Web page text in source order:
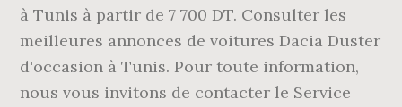
à Tunis à partir de 7 700 DT. Consulter les
meilleures annonces de voitures Dacia Duster
d'occasion à Tunis. Pour toute information,
nous vous invitons de contacter le Service